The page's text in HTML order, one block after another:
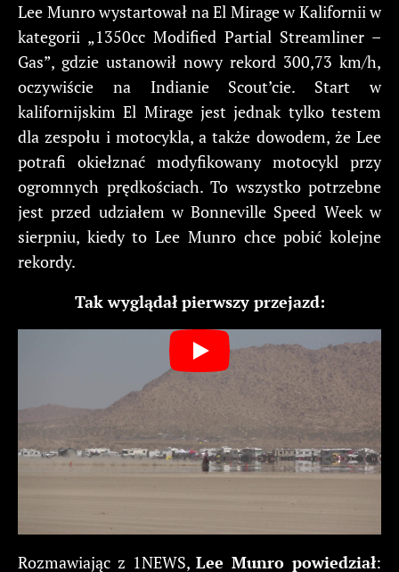
Lee Munro wystartował na El Mirage w Kalifornii w
kategorii „1350cc Modified Partial Streamliner –
Gas”, gdzie ustanowił nowy rekord 300,73 km/h,
oczywiście na Indianie Scout’cie. Start w
kalifornijskim El Mirage jest jednak tylko testem
dla zespołu i motocykla, a także dowodem, że Lee
potrafi okiełznać modyfikowany motocykl przy
ogromnych prędkościach. To wszystko potrzebne
jest przed udziałem w Bonneville Speed Week w
sierpniu, kiedy to Lee Munro chce pobić kolejne
rekordy.
Tak wyglądał pierwszy przejazd:
Rozmawiając z 1NEWS,Lee Munro powiedział: